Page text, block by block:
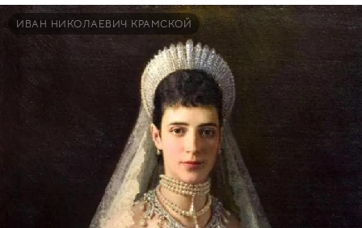
ИВАН НИКОЛАЕВИЧ КРАМСКОЙ